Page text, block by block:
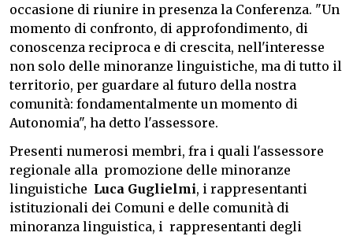
occasione di riunire in presenza la Conferenza. "Un
momento di confronto, di approfondimento, di
conoscenza reciproca e di crescita, nell'interesse
non solo delle minoranze linguistiche, ma di tutto il
territorio, per guardare al futuro della nostra
comunità: fondamentalmente un momento di
Autonomia", ha detto l'assessore.
Presenti numerosi membri, fra i quali l'assessore
regionale alla promozione delle minoranze
linguistiche Luca Guglielmi, i rappresentanti
istituzionali dei Comuni e delle comunità di
minoranza linguistica, i rappresentanti degli